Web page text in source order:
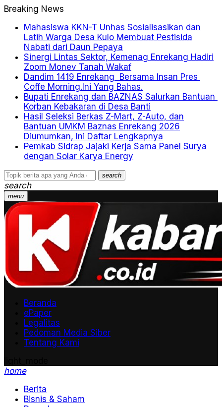
Breaking News
Mahasiswa KKN-T Unhas Sosialisasikan dan
Latih Warga Desa Kulo Membuat Pestisida
Nabati dari Daun Pepaya
Sinergi Lintas Sektor, Kemenag Enrekang Hadiri
Zoom Monev Tanah Wakaf
Dandim 1419 Enrekang Bersama Insan Pres
Coffe Morning.Ini Yang Bahas.
Bupati Enrekang dan BAZNAS Salurkan Bantuan
Korban Kebakaran di Desa Banti
Hasil Seleksi Berkas Z-Mart, Z-Auto, dan
Bantuan UMKM Baznas Enrekang 2026
Diumumkan, Ini Daftar Lengkapnya
Pemkab Sidrap Jajaki Kerja Sama Panel Surya
dengan Solar Karya Energy
search
search
menu
Beranda
ePaper
Legalitas
Pedoman Media Siber
Tentang Kami
home
Berita
Bisnis & Saham